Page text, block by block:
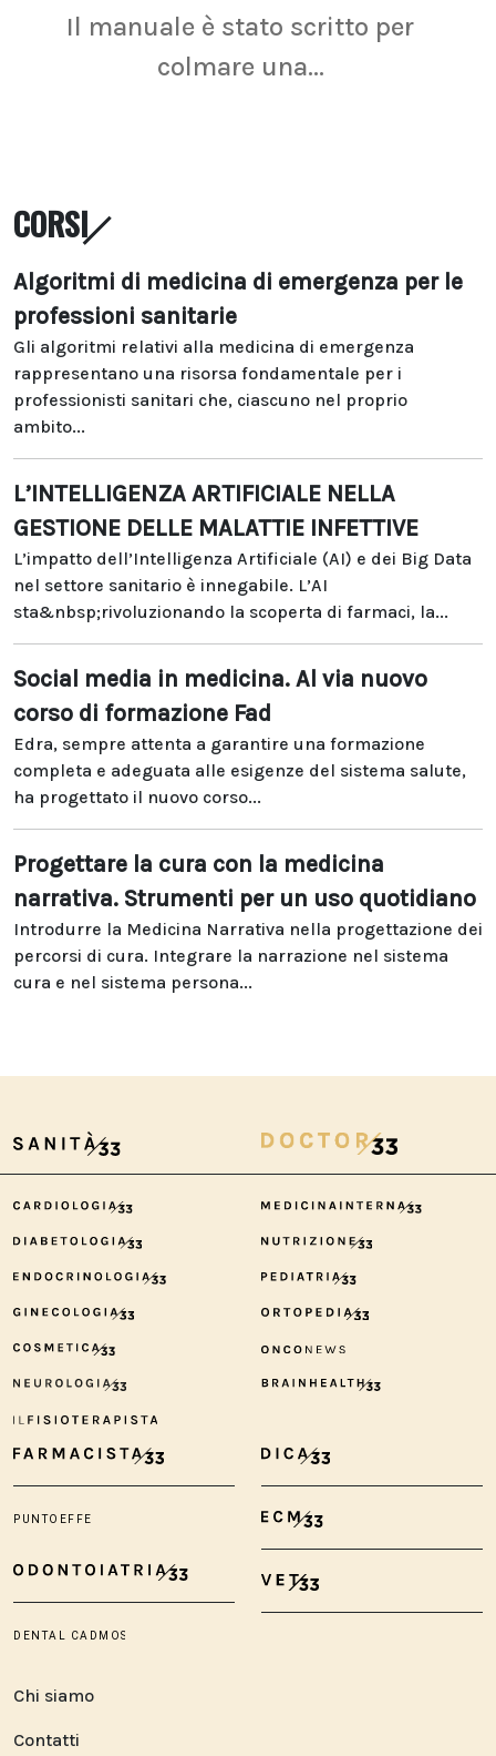
Il manuale è stato scritto per
colmare una...
CORSI
Algoritmi di medicina di emergenza per le
professioni sanitarie
Gli algoritmi relativi alla medicina di emergenza
rappresentano una risorsa fondamentale per i
professionisti sanitari che, ciascuno nel proprio
ambito...
L’INTELLIGENZA ARTIFICIALE NELLA
GESTIONE DELLE MALATTIE INFETTIVE
L’impatto dell’Intelligenza Artificiale (AI) e dei Big Data
nel settore sanitario è innegabile. L’AI
sta&nbsp;rivoluzionando la scoperta di farmaci, la...
Social media in medicina. Al via nuovo
corso di formazione Fad
Edra, sempre attenta a garantire una formazione
completa e adeguata alle esigenze del sistema salute,
ha progettato il nuovo corso...
Progettare la cura con la medicina
narrativa. Strumenti per un uso quotidiano
Introdurre la Medicina Narrativa nella progettazione dei
percorsi di cura. Integrare la narrazione nel sistema
cura e nel sistema persona...
Chi siamo
Contatti